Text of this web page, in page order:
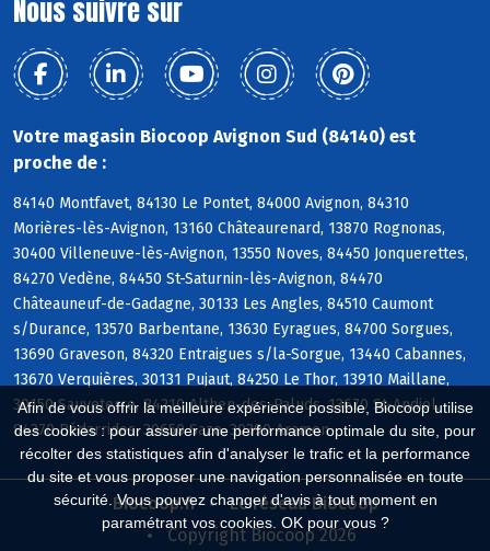
Afin de vous offrir la meilleure expérience possible, Biocoop utilise
des cookies : pour assurer une performance optimale du site, pour
récolter des statistiques afin d'analyser le trafic et la performance
du site et vous proposer une navigation personnalisée en toute
sécurité. Vous pouvez changer d'avis à tout moment en
paramétrant vos cookies. OK pour vous ?
Nous suivre sur
Votre magasin Biocoop Avignon Sud (84140) est
proche de :
84140 Montfavet, 84130 Le Pontet, 84000 Avignon, 84310
Morières-lès-Avignon, 13160 Châteaurenard, 13870 Rognonas,
30400 Villeneuve-lès-Avignon, 13550 Noves, 84450 Jonquerettes,
84270 Vedène, 84450 St-Saturnin-lès-Avignon, 84470
Châteauneuf-de-Gadagne, 30133 Les Angles, 84510 Caumont
s/Durance, 13570 Barbentane, 13630 Eyragues, 84700 Sorgues,
13690 Graveson, 84320 Entraigues s/la-Sorgue, 13440 Cabannes,
13670 Verquières, 30131 Pujaut, 84250 Le Thor, 13910 Maillane,
30150 Sauveterre, 84210 Althen-des-Paluds, 13670 St-Andiol,
84370 Bédarrides, 30650 Saze, 30390 Aramon
Biocoop.fr
Le réseau Biocoop
Copyright Biocoop 2026